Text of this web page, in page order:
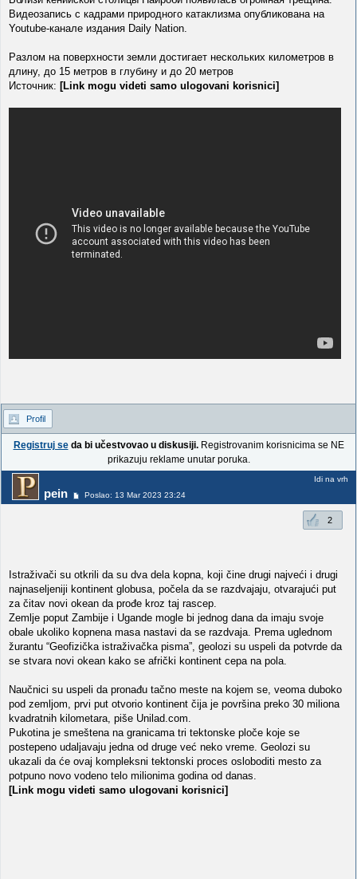
Видеозапись с кадрами природного катаклизма опубликована на
Youtube-канале издания Daily Nation.
Разлом на поверхности земли достигает нескольких километров в
длину, до 15 метров в глубину и до 20 метров
Источник: [Link mogu videti samo ulogovani korisnici]
Profil
Registruj seda bi učestvovao u diskusiji.Registrovanim korisnicima se NE
prikazuju reklame unutar poruka.
pein Poslao: 13 Mar 2023 23:24
Idi na vrh
2
Istraživači su otkrili da su dva dela kopna, koji čine drugi najveći i drugi
najnaseljeniji kontinent globusa, počela da se razdvajaju, otvarajući put
za čitav novi okean da prođe kroz taj rascep.
Zemlje poput Zambije i Ugande mogle bi jednog dana da imaju svoje
obale ukoliko kopnena masa nastavi da se razdvaja. Prema uglednom
žurantu “Geofizička istraživačka pisma”, geolozi su uspeli da potvrde da
se stvara novi okean kako se afrički kontinent cepa na pola.
Naučnici su uspeli da pronađu tačno meste na kojem se, veoma duboko
pod zemljom, prvi put otvorio kontinent čija je površina preko 30 miliona
kvadratnih kilometara, piše Unilad.com.
Pukotina je smeštena na granicama tri tektonske ploče koje se
postepeno udaljavaju jedna od druge već neko vreme. Geolozi su
ukazali da će ovaj kompleksni tektonski proces osloboditi mesto za
potpuno novo vodeno telo milionima godina od danas.
[Link mogu videti samo ulogovani korisnici]